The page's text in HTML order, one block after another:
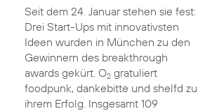
Seit dem 24. Januar stehen sie fest:
Drei Start-Ups mit innovativsten
Ideen wurden in München zu den
Gewinnern des breakthrough
awards gekürt. O2gratuliert
foodpunk, dankebitte und shelfd zu
ihrem Erfolg. Insgesamt 109